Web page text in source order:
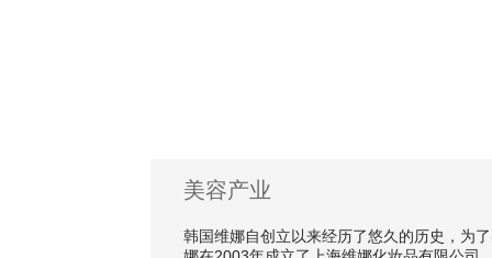
美容产业
韩国维娜自创立以来经历了悠久的历史，为